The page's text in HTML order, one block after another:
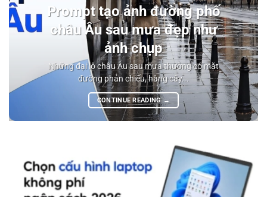
Prompt tạo ảnh đường phố
châu Âu sau mưa đẹp như
ảnh chụp
Những đại lộ châu Âu sau mưa thường có mặt
đường phản chiếu, hàng cây...
CONTINUE READING→